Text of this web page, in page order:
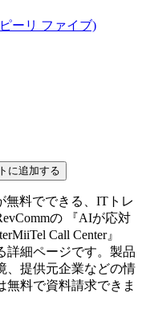
ーリ ファイブ)
に追加する
無料でできる、ITトレ
の 『AIが応対
MiiTel Call Center』
詳細ページです。製品
、提供元企業などの情
無料で資料請求できま